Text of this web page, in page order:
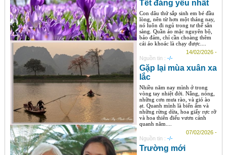
Tết đáng yêu nhất
Con dâu thứ sắp sinh em bé đầu
lòng, nên từ hơn một tháng nay,
nó luôn đi ngủ trong tư thế sẵn
sàng. Quần áo mặc nguyên bộ,
bảo đảm, chỉ cần choàng thêm
cái áo khoác là chạy được....
14/02/2026 -
Nguồn tin : -/-
Gặp lại mùa xuân xa
lắc
Nhiều năm nay mình ở trong
vòng tay nhiệt đới. Nắng, nóng,
những cơn mưa rào, và gió ào
ạt. Quanh mình là biển ấm và
những rừng dừa, hoa giấy rực rỡ
và hoa thiên điểu vươn cánh
quanh năm....
07/02/2026 -
Nguồn tin : -/-
Trường mới